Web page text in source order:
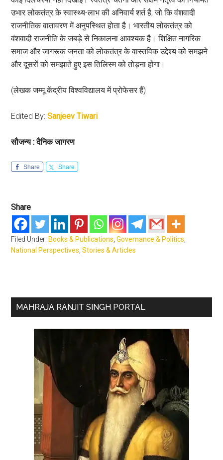
उभार लोकतंत्र के स्वास्थ्य-लाभ की अनिवार्य शर्त है, जो कि वंशवादी
राजनीतिक वातावरण में अनुपस्थित होता है। भारतीय लोकतंत्र को
वंशवादी राजनीति के जबड़े से निकालना आवश्यक है। शिक्षित नागरिक
समाज और जागरूक जनता को लोकतंत्र के वास्तविक उद्देश्य को समझने
और दूसरों को समझाते हुए इस तिलिस्म को तोड़ना होगा।
(लेखक जम्मू केंद्रीय विश्वविद्यालय में प्रोफेसर हैं)
Edited By:Sanjeev Tiwari
सौजन्य : दैनिक जागरण
Share Share
Share
Filed Under: Books & Publications ,Governance & Politics
National Perspectives ,Stories & Articles
Primary
MAHRAJA RANJIT SINGH PORTAL